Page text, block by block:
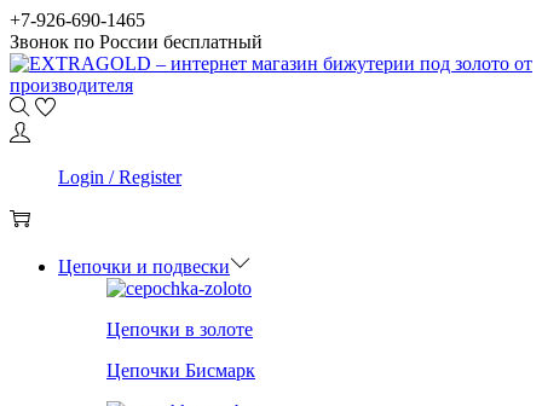
Skip
to
navigation
Skip
to
content
+7-926-690-1465
Звонок по России бесплатный
Login / Register
Цепочки и подвески
Цепочки в золоте
Цепочки Бисмарк